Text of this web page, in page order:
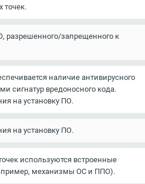
точек.
разрешенного/запрещенного к
наличие антивирусного
сигнатур вредоносного кода.
на установку ПО.
на установку ПО.
используются встроенные
механизмы ОС и ППО).